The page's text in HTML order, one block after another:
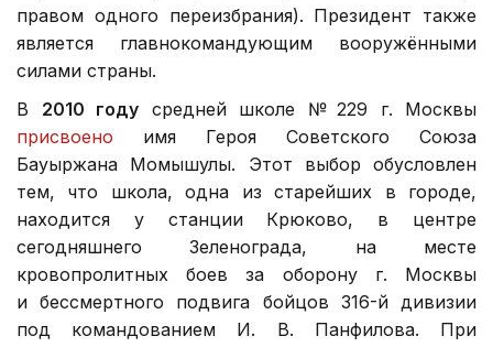
правом одного переизбрания). Президент также
является главнокомандующим вооружёнными
силами страны.
В 2010 году средней школе № 229 г. Москвы
присвоено имя Героя Советского Союза
Бауыржана Момышулы. Этот выбор обусловлен
тем, что школа, одна из старейших в городе,
находится у станции Крюково, в центре
сегодняшнего Зеленограда, на месте
кровопролитных боев за оборону г. Москвы
и бессмертного подвига бойцов 316-й дивизии
под командованием И. В. Панфилова. При